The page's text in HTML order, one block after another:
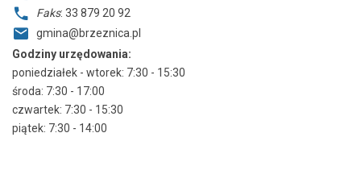
Faks: 33 879 20 92
gmina@brzeznica.pl
Godziny urzędowania:
poniedziałek - wtorek: 7:30 - 15:30
środa: 7:30 - 17:00
czwartek: 7:30 - 15:30
piątek: 7:30 - 14:00